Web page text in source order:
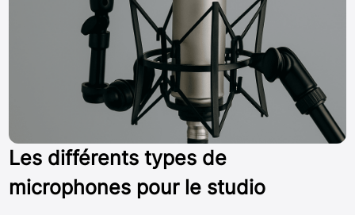
Les différents types de
microphones pour le studio